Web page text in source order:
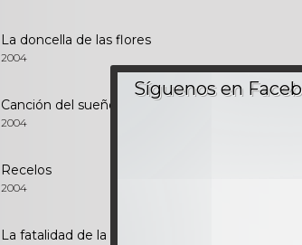
La doncella de las flores
2004
Canción del sueño
2004
Recelos
2004
La fatalidad de la luna